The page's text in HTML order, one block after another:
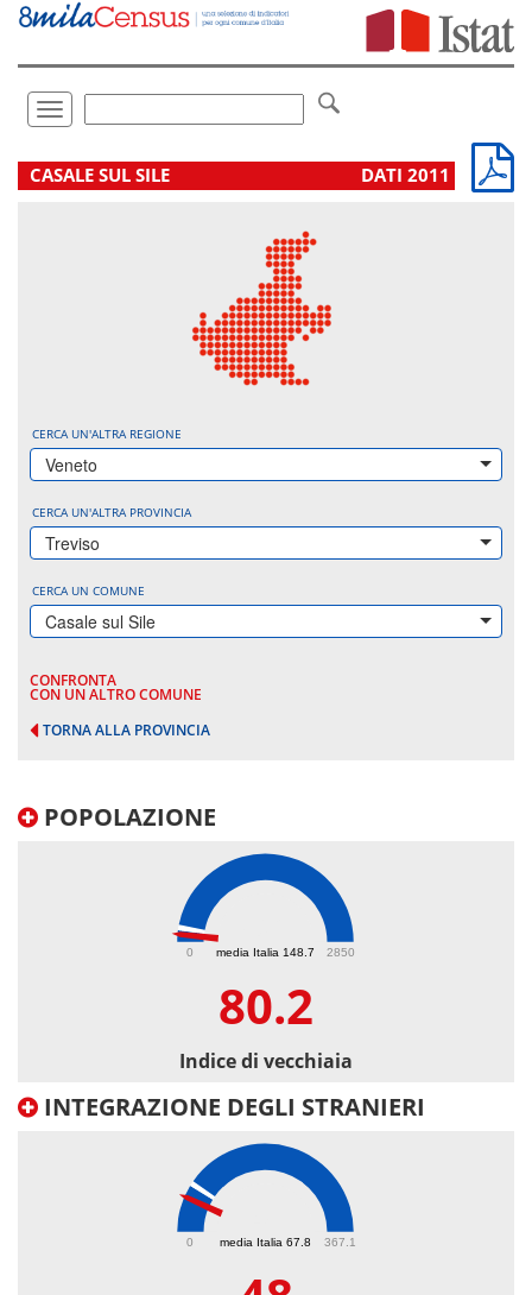
Vai
direttamente
Toggle
navigation
.
CASALE SUL SILE DATI 2011
CERCA UN'ALTRA REGIONE
Veneto
CERCA UN'ALTRA PROVINCIA
Treviso
CERCA UN COMUNE
Casale sul Sile
CONFRONTA
CON UN ALTRO COMUNE
TORNA ALLA PROVINCIA
POPOLAZIONE
media Italia 148.7
0 2850
80.2
Indice di vecchiaia
INTEGRAZIONE DEGLI STRANIERI
media Italia 67.8
0 367.1